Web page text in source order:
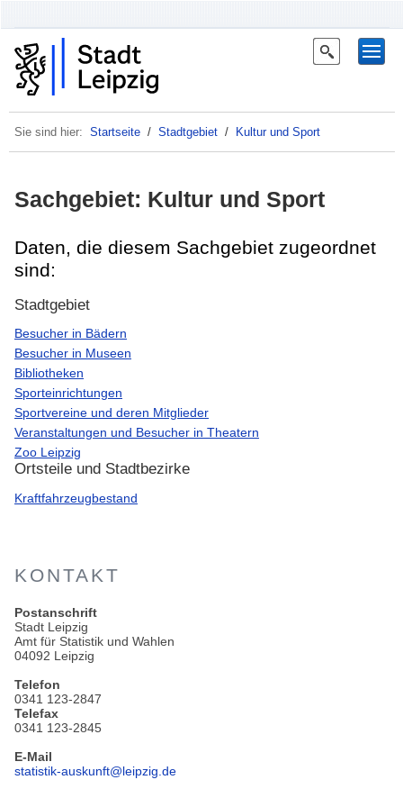
Sie sind hier: Startseite / Stadtgebiet / Kultur und Sport
Sachgebiet: Kultur und Sport
Daten, die diesem Sachgebiet zugeordnet
sind:
Stadtgebiet
Besucher in Bädern
Besucher in Museen
Bibliotheken
Sporteinrichtungen
Sportvereine und deren Mitglieder
Veranstaltungen und Besucher in Theatern
Zoo Leipzig
Ortsteile und Stadtbezirke
Kraftfahrzeugbestand
KONTAKT
Postanschrift
Stadt Leipzig
Amt für Statistik und Wahlen
04092 Leipzig
Telefon
0341 123-2847
Telefax
0341 123-2845
E-Mail
statistik-auskunft@leipzig.de